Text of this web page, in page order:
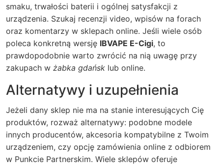
smaku, trwałości baterii i ogólnej satysfakcji z
urządzenia. Szukaj recenzji video, wpisów na forach
oraz komentarzy w sklepach online. Jeśli wiele osób
poleca konkretną wersję IBVAPE E-Cigi, to
prawdopodobnie warto zwrócić na nią uwagę przy
zakupach w żabka gdańsk lub online.
Alternatywy i uzupełnienia
Jeżeli dany sklep nie ma na stanie interesujących Cię
produktów, rozważ alternatywy: podobne modele
innych producentów, akcesoria kompatybilne z Twoim
urządzeniem, czy opcję zamówienia online z odbiorem
w Punkcie Partnerskim. Wiele sklepów oferuje